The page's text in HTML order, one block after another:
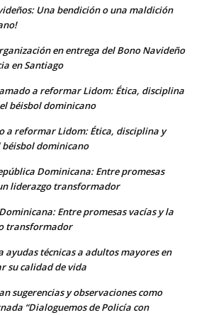
Una bendición o una maldición
en entrega del Bono Navideño
en Santiago
a reformar Lidom: Ética, disciplina
béisbol dominicano
a reformar Lidom: Ética, disciplina y
dominicano
Dominicana: Entre promesas
liderazgo transformador
Entre promesas vacías y la
transformador
ayudas técnicas a adultos mayores en
su calidad de vida
sugerencias y observaciones como
“Dialoguemos de Policía con